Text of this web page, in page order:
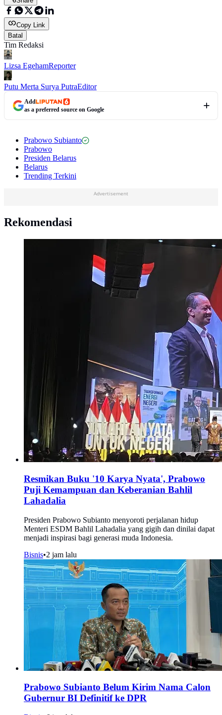
Copy Link
Batal
Tim Redaksi
Lizsa EgehamReporter
Putu Merta Surya PutraEditor
Add
as a preferred source on Google
Prabowo Subianto
Prabowo
Presiden Belarus
Belarus
Trending Terkini
Advertisement
Rekomendasi
Resmikan Buku '10 Karya Nyata', Prabowo
Puji Kemampuan dan Keberanian Bahlil
Lahadalia
Presiden Prabowo Subianto menyoroti perjalanan hidup
Menteri ESDM Bahlil Lahadalia yang gigih dan dinilai dapat
menjadi inspirasi bagi generasi muda Indonesia.
Bisnis•2 jam lalu
Prabowo Subianto Belum Kirim Nama Calon
Gubernur BI Definitif ke DPR